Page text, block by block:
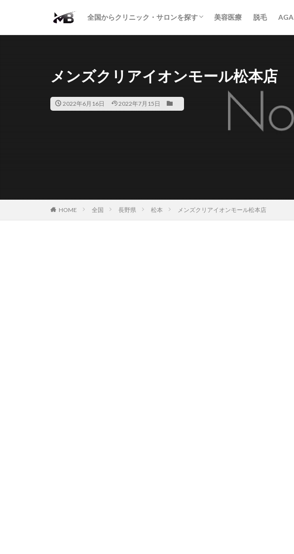
全国からクリニック・サロンを探す
二重・まぶた
鼻の形
小顔・輪郭
痩身・医療ダイエット
肌の悩み・スキンケア
わきが・多汗症
AGA
包茎・ED
医療脱毛
脱毛サロン
パーソナルジム
美容医療 脱毛 AGA
メンズクリアイオンモール松本店
2022年6月16日 2022年7月15日
HOME 全国 長野県 松本 メンズクリアイオンモール松本店